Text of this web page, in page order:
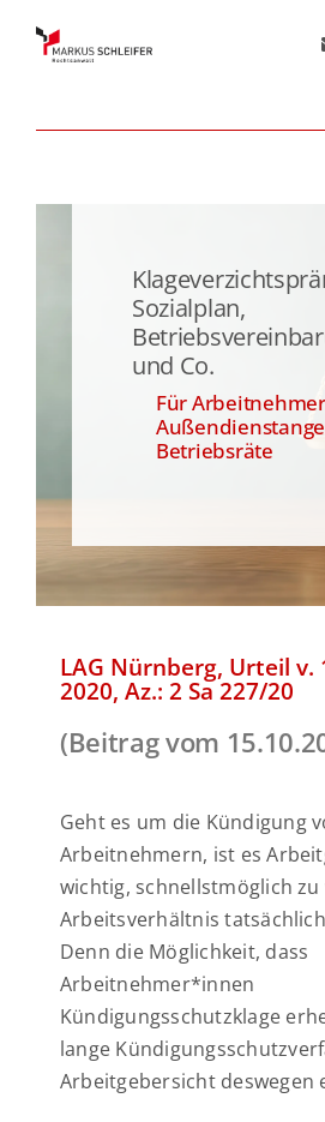
Inhalt
Außendienst
Betriebsräte
Wichtige Themen
Anwalt
Kontakt
Sozialplan,
und Co.
Für
Betriebsräte
LAG Nürnberg, Urteil v.
2020, Az.: 2 Sa 227/20
(Beitrag vom
Geht es um die Kündigung
Arbeitnehmern, ist es
wichtig, schnellstmöglich zu
Arbeitsverhältnis
Denn die Möglichkeit, dass
Arbeitnehmer*innen
Kündigungsschutzklage
lange
Arbeitgebersicht deswegen